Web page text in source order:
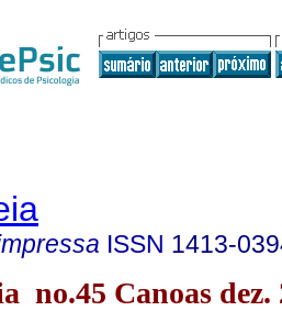
ISSN 1413-
no.45 Canoas dez.